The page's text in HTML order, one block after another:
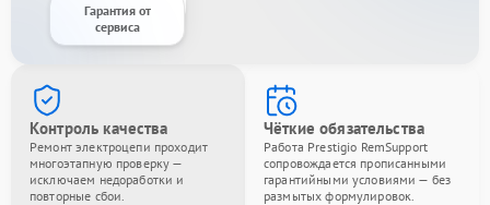
Гарантия от
сервиса
Контроль качества
Ремонт электроцепи проходит
многоэтапную проверку —
исключаем недоработки и
повторные сбои.
Чёткие обязательства
Работа Prestigio RemSupport
сопровождается прописанными
гарантийными условиями — без
размытых формулировок.